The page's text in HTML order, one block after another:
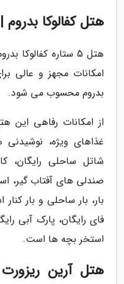
هتل کفالوکا بدروم | Kefaluka Resort
امکانات مجهز و عالی
بدروم محسوب می شود.
از امکانات رفاهی این
غذاهای ویژه،
شاتل ساحلی رایگان،
بار، بار ساحلی و بار
فای رایگان، پارک آبی
استخر بچه ها است.